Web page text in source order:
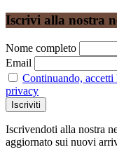
Iscrivi alla nostra
Nome completo
Email
Continuando,
privacy
Iscrivendoti alla nostra
aggiornato sui nuovi